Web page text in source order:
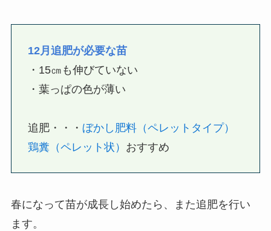
12月追肥が必要な苗
・15㎝も伸びていない
・葉っぱの色が薄い
追肥・・・ ぼかし肥料（ペレットタイプ）
鶏糞（ペレット状） おすすめ
春になって苗が成長し始めたら、また追肥を行い
ます。